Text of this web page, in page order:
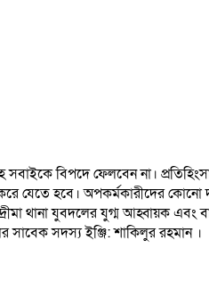
বিপদে ফেলবেন না।
যেতে হবে। অপকর্মকারীদের কোনো
থানা যুবদলের যুগ্ম আহ্বায়ক এবং
সাবেক সদস্য ইঞ্জি: শাকিলুর রহমান ।